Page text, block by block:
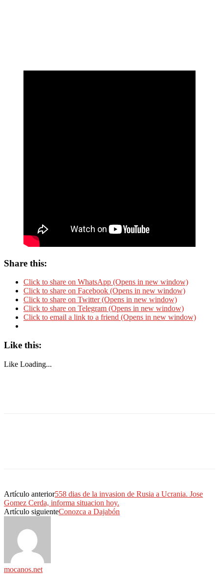
Share this:
Click to share on WhatsApp (Opens in new window)
Click to share on Facebook (Opens in new window)
Click to share on Twitter (Opens in new window)
Click to share on Telegram (Opens in new window)
Click to email a link to a friend (Opens in new window)
Like this:
Like Loading...
Artículo anterior558 dias de la invasion de Rusia a Ucrania. Jose
Gomez Cerda, informa situacion hoy.
Artículo siguienteConozca a Dajabón
mocanos.net